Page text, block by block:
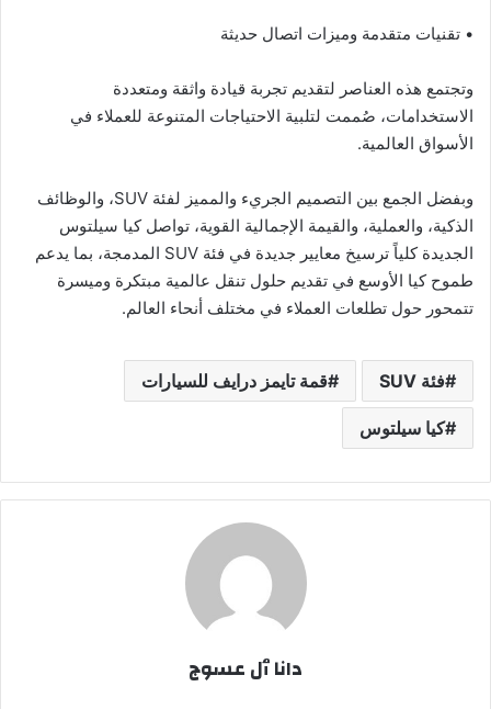
• تقنيات متقدمة وميزات اتصال حديثة
وتجتمع هذه العناصر لتقديم تجربة قيادة واثقة ومتعددة
الاستخدامات، صُممت لتلبية الاحتياجات المتنوعة للعملاء في
الأسواق العالمية.
وبفضل الجمع بين التصميم الجريء والمميز لفئة SUV، والوظائف
الذكية، والعملية، والقيمة الإجمالية القوية، تواصل كيا سيلتوس
الجديدة كلياً ترسيخ معايير جديدة في فئة SUV المدمجة، بما يدعم
طموح كيا الأوسع في تقديم حلول تنقل عالمية مبتكرة وميسرة
تتمحور حول تطلعات العملاء في مختلف أنحاء العالم.
فئة SUV قمة تايمز درايف للسيارات
كيا سيلتوس
دانا ٱل عسوج